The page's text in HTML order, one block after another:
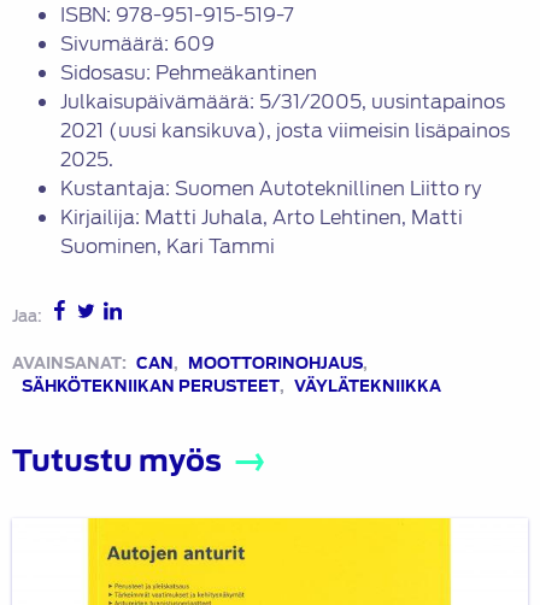
ISBN: 978-951-915-519-7
Sivumäärä: 609
Sidosasu: Pehmeäkantinen
Julkaisupäivämäärä: 5/31/2005, uusintapainos
2021 (uusi kansikuva), josta viimeisin lisäpainos
2025.
Kustantaja: Suomen Autoteknillinen Liitto ry
Kirjailija: Matti Juhala, Arto Lehtinen, Matti
Suominen, Kari Tammi
AVAINSANAT: CAN, MOOTTORINOHJAUS,
SÄHKÖTEKNIIKAN PERUSTEET, VÄYLÄTEKNIIKKA
Jaa:
Tutustu myös